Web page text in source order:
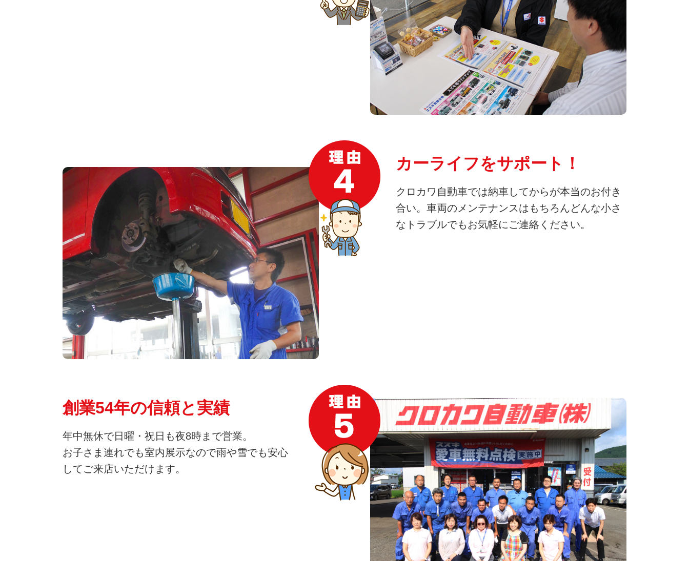
カーライフをサポート！
クロカワ自動車では納車してからが本当のお付き
合い。車両のメンテナンスはもちろんどんな小さ
なトラブルでもお気軽にご連絡ください。
創業54年の信頼と実績
年中無休で日曜・祝日も夜8時まで営業。
お子さま連れでも室内展示なので雨や雪でも安心
してご来店いただけます。